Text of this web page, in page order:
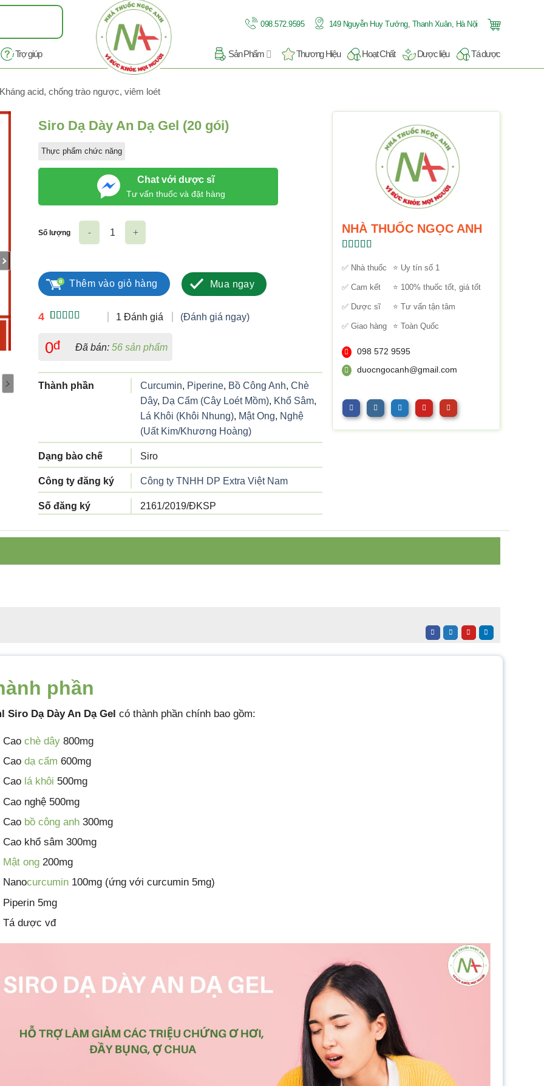
098.572.9595 149 Nguyễn Huy Tưởng, Thanh Xuân, Hà Nội
Trợ giúp Sản Phẩm Thương Hiệu Hoạt Chất Dược liệu Tá dược
acid, chống trào ngược, viêm loét
Siro Dạ Dày An Dạ Gel (20 gói)
Thực phẩm chức năng
Chat với dược sĩ
Tư vấn thuốc và đặt hàng
4
5 dựa trên
đánh giá
1 Đánh giá (Đánh giá ngay)
0đ Đã bán:56 sản phẩm
Thành phần Curcumin, Piperine, Bồ Công Anh,Chè
Dây, Dạ Cẩm (Cây Loét Mồm), Khổ Sâm,
Lá Khôi (Khôi Nhung), Mật Ong, Nghệ
(Uất Kim/Khương Hoàng)
Dạng bào chế Siro
Công ty đăng ký Công ty TNHH DP Extra Việt Nam
Số đăng ký 2161/2019/ĐKSP
Số lượng
Thêm vào giỏ hàng Mua ngay
NHÀ THUỐC NGỌC ANH
hạng5.005
✅ Nhà thuốc ⭐ Uy tín số 1
✅ Cam kết ⭐ 100% thuốc tốt, giá tốt
✅ Dược sĩ ⭐ Tư vấn tận tâm
✅ Giao hàng ⭐ Toàn Quốc
098 572 9595
duocngocanh@gmail.com
phần
Siro Dạ Dày An Dạ Gel có thành phần chính bao gồm:
Cao chè dây 800mg
Cao dạ cẩm 600mg
Cao lá khôi 500mg
Cao nghệ 500mg
Cao bồ công anh 300mg
Cao khổ sâm 300mg
Mật ong 200mg
Nanocurcumin 100mg (ứng với curcumin 5mg)
Piperin 5mg
Tá dược vđ